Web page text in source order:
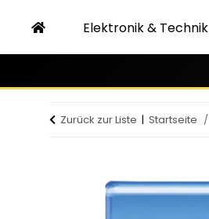
Elektronik & Technik
Zurück zur Liste Startseite